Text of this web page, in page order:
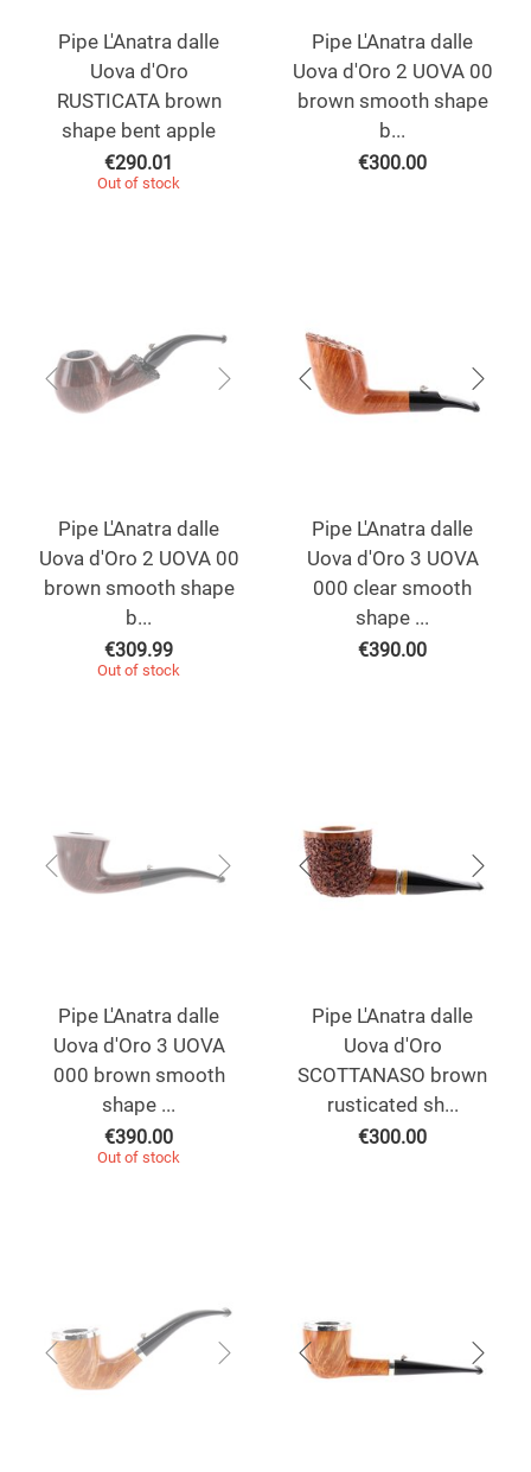
Pipe L'Anatra dalle
Uova d'Oro
RUSTICATA brown
shape bent apple
€290.01
Out of stock
Pipe L'Anatra dalle
Uova d'Oro 2 UOVA 00
brown smooth shape
b...
€300.00
Pipe L'Anatra dalle
Uova d'Oro 2 UOVA 00
brown smooth shape
b...
€309.99
Out of stock
Pipe L'Anatra dalle
Uova d'Oro 3 UOVA
000 clear smooth
shape ...
€390.00
Pipe L'Anatra dalle
Uova d'Oro 3 UOVA
000 brown smooth
shape ...
€390.00
Out of stock
Pipe L'Anatra dalle
Uova d'Oro
SCOTTANASO brown
rusticated sh...
€300.00